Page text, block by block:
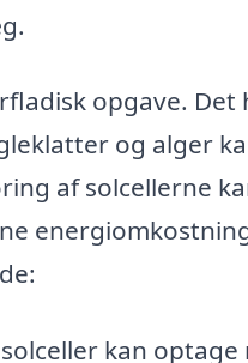
opgave.
og alger
af solcellerne
kan